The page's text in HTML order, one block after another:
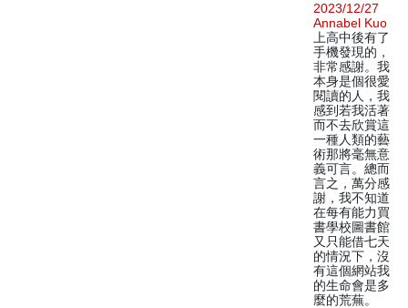
2023/12/27
Annabel Kuo
上高中後有了
手機發現的，
非常感謝。我
本身是個很愛
閱讀的人，我
感到若我活著
而不去欣賞這
一種人類的藝
術那將毫無意
義可言。總而
言之，萬分感
謝，我不知道
在每有能力買
書學校圖書館
又只能借七天
的情況下，沒
有這個網站我
的生命會是多
麼的荒蕪。